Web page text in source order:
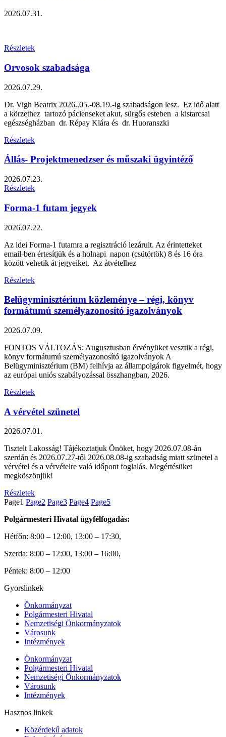
2026.07.31.
Részletek
Orvosok szabadsága
2026.07.29.
Dr. Vigh Beatrix 2026..05.-08.19.-ig szabadságon lesz. Ez idő alatt
a körzethez tartozó pácienseket akut, sürgős esteben a kistarcsai
egészségházban dr. Répay Klára és dr. Huoranszki
Részletek
Állás- Projektmenedzser és műszaki ügyintéző
2026.07.23.
Részletek
Forma-1 futam jegyek
2026.07.22.
Az idei Forma-1 futamra a regisztráció lezárult. Az érintetteket
email-ben értesítjük és a holnapi napon (csütörtök) 8 és 16 óra
között vehetik át jegyeiket. Az átvételhez
Részletek
Belügyminisztérium közleménye – régi, könyv
formátumú személyazonosító igazolványok
2026.07.09.
FONTOS VÁLTOZÁS: Augusztusban érvényüket vesztik a régi,
könyv formátumú személyazonosító igazolványok A
Belügyminisztérium (BM) felhívja az állampolgárok figyelmét, hogy
az európai uniós szabályozással összhangban, 2026.
Részletek
A vérvétel szünetel
2026.07.01.
Tisztelt Lakosság! Tájékoztatjuk Önöket, hogy 2026.07.08-án
szerdán és 2026.07.27-től 2026.08.08-ig szabadság miatt szünetel a
vérvétel és a vérvételre való időpont foglalás. Megértésüket
megköszönjük!
Részletek
Page1 Page2 Page3 Page4 Page5
Polgármesteri Hivatal ügyfélfogadás:
Hétfőn: 8:00 – 12:00, 13:00 – 17:30,
Szerda: 8:00 – 12:00, 13:00 – 16:00,
Péntek: 8:00 – 12:00
Gyorslinkek
Önkormányzat
Polgármesteri Hivatal
Nemzetiségi Önkormányzatok
Városunk
Intézmények
Önkormányzat
Polgármesteri Hivatal
Nemzetiségi Önkormányzatok
Városunk
Intézmények
Hasznos linkek
Közérdekű adatok